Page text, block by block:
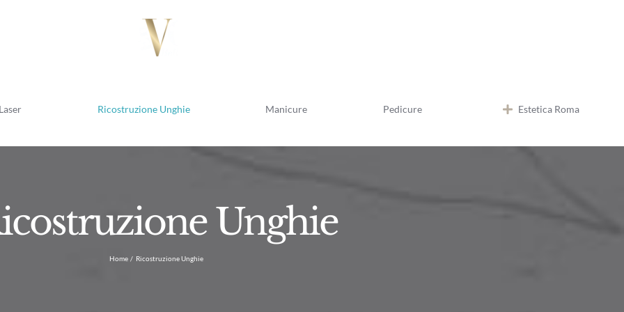
Ricostruzione Unghie Manicure Pedicure Estetica Roma
Unghie
Home Ricostruzione Unghie